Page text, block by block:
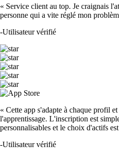
« Service client au top. Je craignais
personne qui a vite réglé mon
-Utilisateur vérifié
« Cette app s'adapte à chaque profil
l'apprentissage. L'inscription est
personnalisables et le choix d'actifs
-Utilisateur vérifié